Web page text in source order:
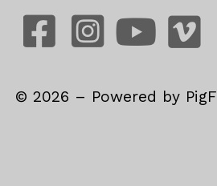
©2026 – Powered by